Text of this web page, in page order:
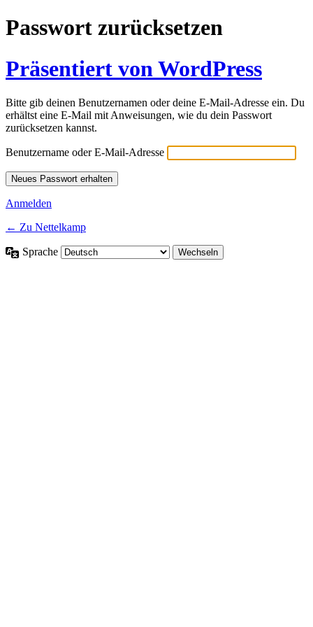
Passwort zurücksetzen
Präsentiert von WordPress
Bitte gib deinen Benutzernamen oder deine E-Mail-Adresse ein. Du
erhältst eine E-Mail mit Anweisungen, wie du dein Passwort
zurücksetzen kannst.
Benutzername oder E-Mail-Adresse
Anmelden
← Zu Nettelkamp
Sprache